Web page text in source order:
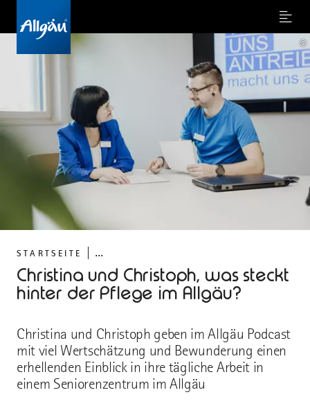
Menu
©
STARTSEITE ...
Christina und Christoph, was steckt
hinter der Pflege im Allgäu?
Christina und Christoph geben im Allgäu Podcast
mit viel Wertschätzung und Bewunderung einen
erhellenden Einblick in ihre tägliche Arbeit in
einem Seniorenzentrum im Allgäu